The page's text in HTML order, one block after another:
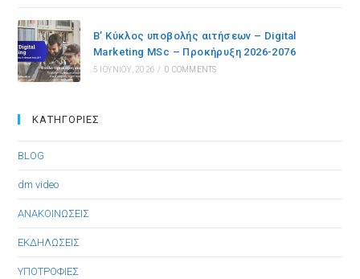
Β’ Κύκλος υποβολής αιτήσεων – Digital
Marketing MSc – Προκήρυξη 2026-2076
5 ΙΟΥΝΊΟΥ, 2026 / 0 COMMENTS
KΑΤΗΓΟΡΊΕΣ
BLOG
dm video
ΑΝΑΚΟΙΝΩΣΕΙΣ
ΕΚΔΗΛΩΣΕΙΣ
ΥΠΟΤΡΟΦΙΕΣ